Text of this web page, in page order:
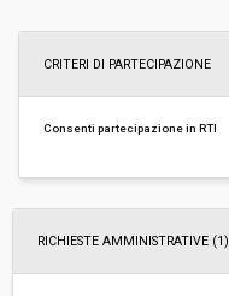
Svolgimento:
Importo a base di gara soggetto a
CRITERI DI PARTECIPAZIONE
Consenti partecipazione in RTI
RICHIESTE AMMINISTRATIVE (1)